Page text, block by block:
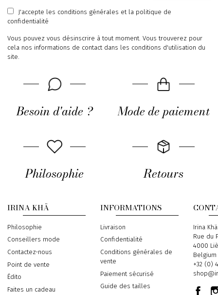
address
J'accepte les conditions générales et la politique de
confidentialité
Vous pouvez vous désinscrire à tout moment. Vous trouverez pour
cela nos informations de contact dans les conditions d'utilisation du
site.
Besoin d'aide ? Mode de paiement
Philosophie Retours
IRINA KHÄ
Philosophie
Conseillers mode
Contactez-nous
Point de vente
Édito
Faites un cadeau
INFORMATIONS
Livraison
Confidentialité
Conditions générales de
vente
Paiement sécurisé
Guide des tailles
Address
Irina Khä
Rue du
4000
Belgium
Phone
+32 (0)
Email